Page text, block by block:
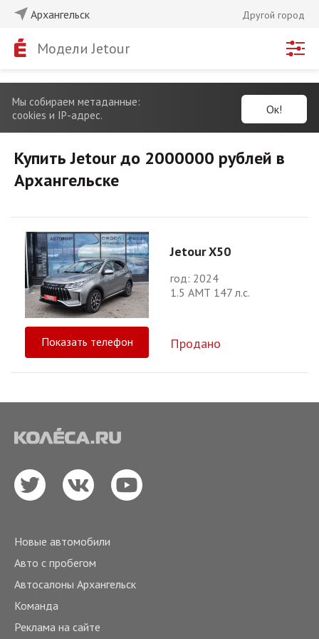
Архангельск Другой город
Модели Jetour
Мы собираем метаданные:
cookies и IP-адрес.
Ок!
Купить Jetour до 2000000 рублей в
Архангельске
Jetour X50
год: 2024
1.5 АМТ 147 л.с.
Показать телефон Продано
Новые автомобили
Авто с пробегом
Автосалоны Архангельск
Команда
Реклама на сайте